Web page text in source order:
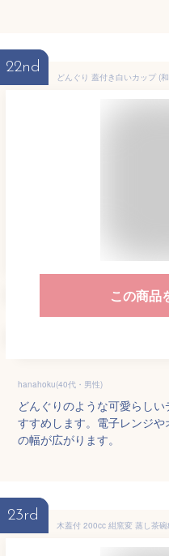
22nd
この商品
hanahoku(40代・男性)
どんぐりのような可愛らし
すすめします。電子レンジ
の幅が広がります。
23rd